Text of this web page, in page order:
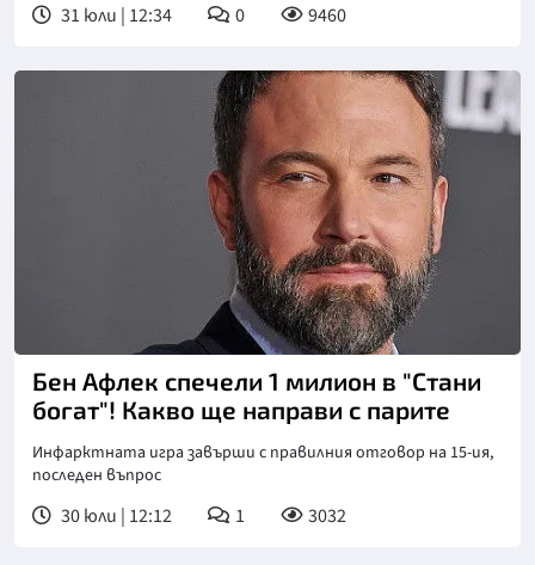
31 юли | 12:34 0 9460
Бен Афлек спечели 1 милион в "Стани
богат"! Какво ще направи с парите
Инфарктната игра завърши с правилния отговор на 15-ия,
последен въпрос
30 юли | 12:12 1 3032